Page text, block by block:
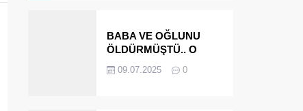
BABA VE OĞLUNU
ÖLDÜRMÜŞTÜ.. O
MİRASÇILARI
09.07.2025 0